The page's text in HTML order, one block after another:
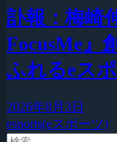
訃報：梅崎
FocusMe』
ふれるeス
2026年8月3日
esports(eスポーツ)